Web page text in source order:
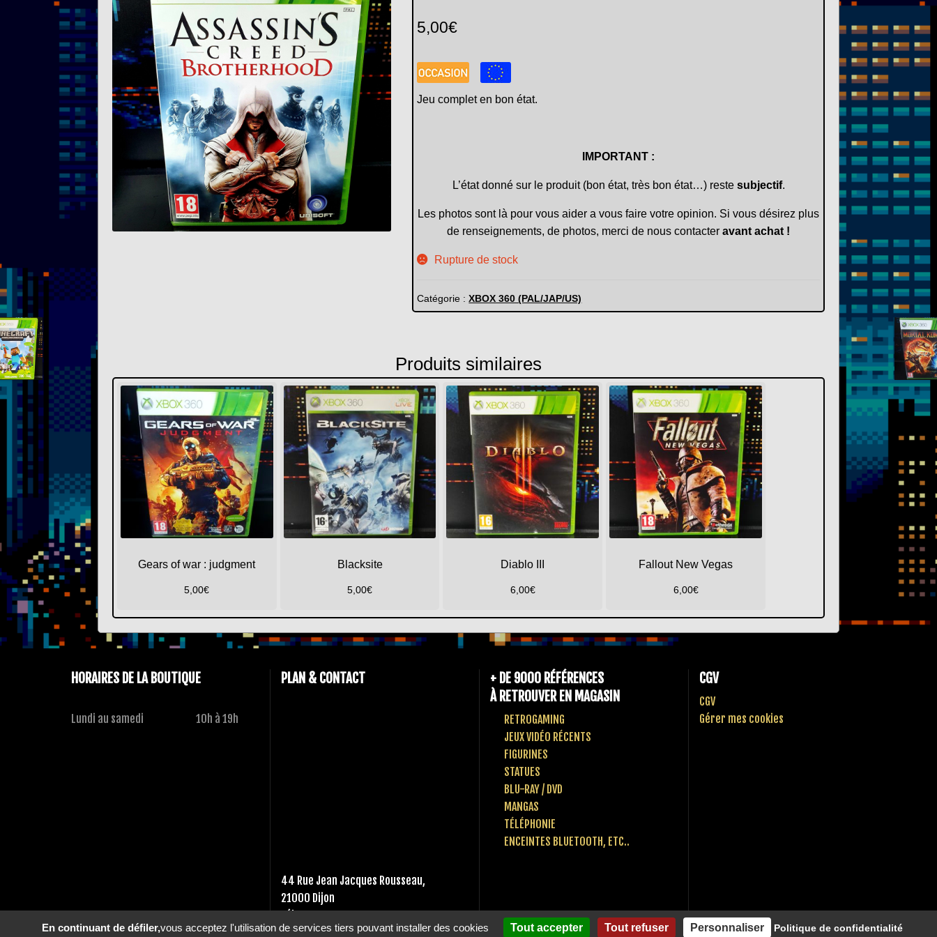
5,00€
Jeu complet en bon état.
IMPORTANT :
L’état donné sur le produit (bon état, très bon état…) reste subjectif.
Les photos sont là pour vous aider a vous faire votre opinion. Si vous désirez plus
de renseignements, de photos, merci de nous contacteravant achat !
Rupture de stock
Catégorie :XBOX 360 (PAL/JAP/US)
Produits similaires
Gears of war : judgment
5,00€
Blacksite
5,00€
Diablo III
6,00€
Fallout New Vegas
6,00€
HORAIRES DE LA BOUTIQUE
Lundi au samedi 10h à 19h
PLAN & CONTACT
44 Rue Jean Jacques Rousseau,
21000 Dijon
Tél :03 80 10 49 65
+ DE 9000 RÉFÉRENCES
À RETROUVER EN MAGASIN
RETROGAMING
JEUX VIDÉO RÉCENTS
FIGURINES
STATUES
BLU-RAY / DVD
MANGAS
TÉLÉPHONIE
ENCEINTES BLUETOOTH, ETC..
CGV
CGV
Gérer mes cookies
En continuant de défiler,vous acceptez l'utilisation de services tiers pouvant installer des cookies Tout accepter Tout refuser Personnaliser Politique de confidentialité